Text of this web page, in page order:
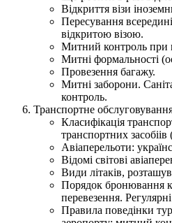
Відкриття візи
Пересування
відкритою візою.
Митний контроль при
Митні формальності
Провезення багажу.
Митні заборони.
контроль.
Транспортне
Класифікація
транспортних засобіів
Авіаперельоти:
Відомі світові
Види літаків,
Порядок бронювання
перевезення.
Правила поведінки